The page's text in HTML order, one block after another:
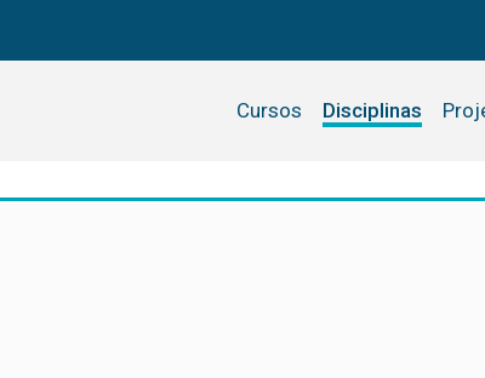
Cursos Disciplinas